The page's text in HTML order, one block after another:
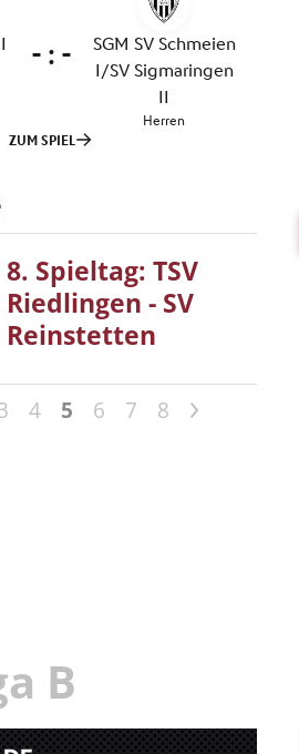
8. Spieltag: TSV
Riedlingen - SV
Reinstetten
4 5 6 7 8 >
B